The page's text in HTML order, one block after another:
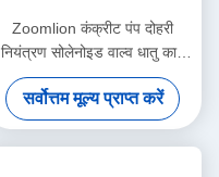
Zoomlion कंक्रीट पंप दोहरी
नियंत्रण सोलेनोइड वाल्व धातु काम
1070500150
सर्वोत्तम मूल्य प्राप्त करें